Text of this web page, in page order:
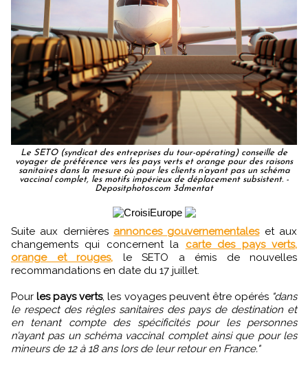
Le SETO (syndicat des entreprises du tour-opérating) conseille de
voyager de préférence vers les pays verts et orange pour des raisons
sanitaires dans la mesure où pour les clients n’ayant pas un schéma
vaccinal complet, les motifs impérieux de déplacement subsistent. -
Depositphotos.com 3dmentat
Suite aux dernières annonces gouvernementaleset aux
changements qui concernent la carte des pays verts,
orange et rouges, le SETO a émis de nouvelles
recommandations en date du 17 juillet.
Pourles pays verts, les voyages peuvent être opérés "dans
le respect des règles sanitaires des pays de destination et
en tenant compte des spécificités pour les personnes
n’ayant pas un schéma vaccinal complet ainsi que pour les
mineurs de 12 à 18 ans lors de leur retour en France."